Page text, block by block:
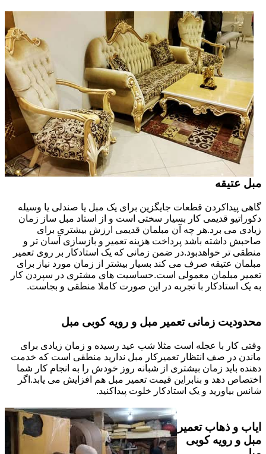
مبل عتیقه
گاهی پیداکردن قطعات جایگزین برای یک مبل یا صندلی یا وسیله
دکوراتیو قدیمی کار بسیار سختی است و از استاد مبل ساز زمان
زیادی می برد.هر چه آن مبلمان قدیمی ارزش بیشتری برای
صاحبش داشته باشد پرداخت هزینه تعمیر و بازسازی آسان تر و
منطقی تر خواهدبود.در ضمن زمانی که یک استادکار بر روی تعمیر
مبلمان عتیقه صرف می کند بسیار بیشتر از زمان مورد نیاز برای
تعمیر مبلمان معمولی است.حساسیت های مشتری در سپردن کار
به یک استادکار با تجربه در این صورت کاملا منطقی و بجاست.
محدودیت زمانی تعمیر مبل و رویه کوبی مبل
وقتی کار با عجله است مثلا شب عید رسیده و زمان زیادی برای
ماندن در صف انتظار تعمیرکار مبل ندارید منطقی است که خدمت
دهنده باید زمان بیشتری از شبانه روز خودش را به انجام کار شما
اختصاص دهد و بنابراین قیمت تعمیر مبل هم افزایش می یابد.اگر
شانس بیاورید و یک استادکار خلوت پیداکنید.
ایاب و ذهاب تعمیر
مبل و رویه کوبی